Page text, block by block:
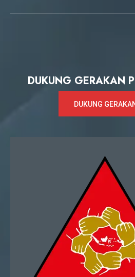
DUKUNG GERAKAN
DUKUNG